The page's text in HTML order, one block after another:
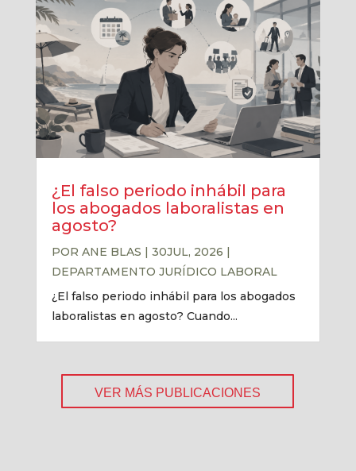
¿El falso periodo inhábil para
los abogados laboralistas en
agosto?
POR ANE BLAS | 30JUL, 2026 |
DEPARTAMENTO JURÍDICO LABORAL
¿El falso periodo inhábil para los abogados
laboralistas en agosto? Cuando...
VER MÁS PUBLICACIONES